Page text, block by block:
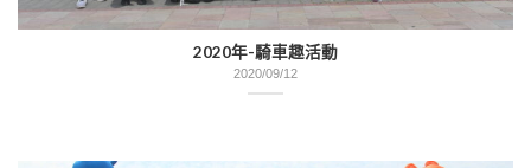
2020年-騎車趣活動
2020/09/12